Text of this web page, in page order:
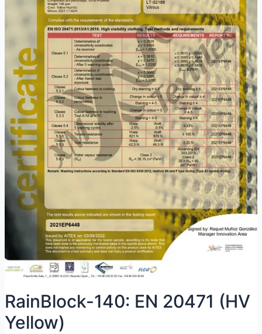
RainBlock-140: EN 20471 (HV
Yellow)